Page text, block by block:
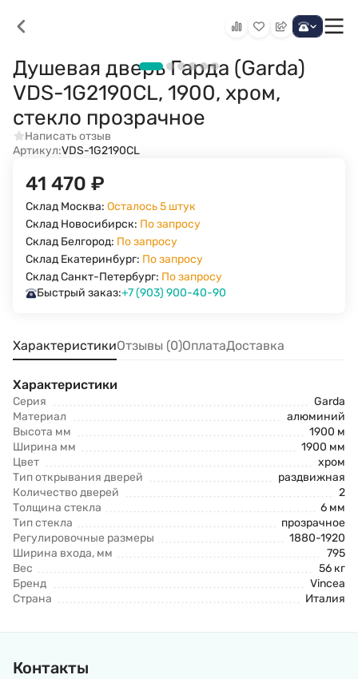
Душевая дверь Гарда (Garda)
VDS-1G2190CL, 1900, хром,
стекло прозрачное
Написать отзыв
Артикул:VDS-1G2190CL
41 470 ₽
Склад Москва: Осталось 5 штук
Склад Новосибирск: По запросу
Склад Белгород: По запросу
Склад Екатеринбург: По запросу
Склад Санкт-Петербург: По запросу
Быстрый заказ:+7 (903) 900-40-90
ХарактеристикиОтзывы (0)ОплатаДоставка
Характеристики
Серия
Garda
Материал
алюминий
Высота мм
1900 м
Ширина мм
1900 мм
Цвет
хром
Тип открывания дверей
раздвижная
Количество дверей
2
Толщина стекла
6 мм
Тип стекла
прозрачное
Регулировочные размеры
1880-1920
Ширина входа, мм
795
Вес
56 кг
Бренд
Vincea
Страна
Италия
Контакты